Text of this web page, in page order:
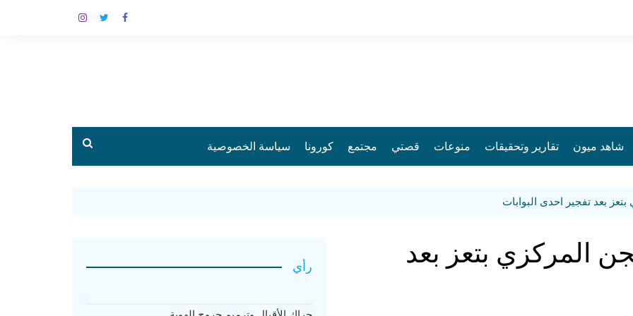
شاهد ميون تقارير وتحقيقات منوعات قصتي مجتمع كورونا سياسة الخصوصية
بعد تفجير احدى البوابات
المركزي بتعز بعد رأي